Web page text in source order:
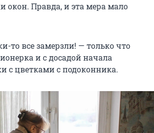
окон. Правда, и эта мера мало
то все замерзли! — только что
и с досадой начала
с цветками с подоконника.